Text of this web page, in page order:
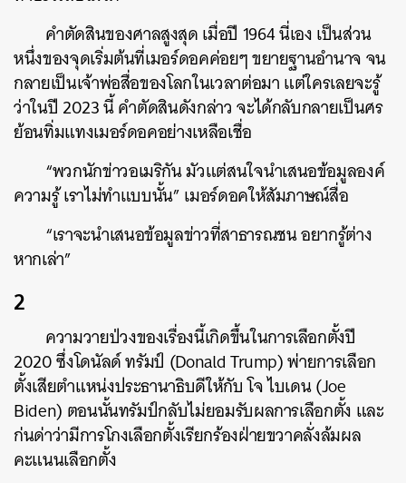
คำตัดสินของศาลสูงสุด เมื่อปี 1964 นี่เอง เป็นส่วน
หนึ่งของจุดเริ่มต้นที่เมอร์ดอคค่อยๆ ขยายฐานอำนาจ จน
กลายเป็นเจ้าพ่อสื่อของโลกในเวลาต่อมา แต่ใครเลยจะรู้
ว่าในปี 2023 นี้ คำตัดสินดังกล่าว จะได้กลับกลายเป็นศร
ย้อนทิ่มแทงเมอร์ดอคอย่างเหลือเชื่อ
“พวกนักข่าวอเมริกัน มัวแต่สนใจนำเสนอข้อมูลองค์
ความรู้ เราไม่ทำแบบนั้น” เมอร์ดอคให้สัมภาษณ์สื่อ
“เราจะนำเสนอข้อมูลข่าวที่สาธารณชน อยากรู้ต่าง
หากเล่า”
2
ความวายป่วงของเรื่องนี้เกิดขึ้นในการเลือกตั้งปี
2020 ซึ่งโดนัลด์ ทรัมป์ (Donald Trump) พ่ายการเลือก
ตั้งเสียตำแหน่งประธานาธิบดีให้กับ โจ ไบเดน (Joe
Biden) ตอนนั้นทรัมป์กลับไม่ยอมรับผลการเลือกตั้ง และ
ก่นด่าว่ามีการโกงเลือกตั้งเรียกร้องฝ่ายขวาคลั่งล้มผล
คะแนนเลือกตั้ง